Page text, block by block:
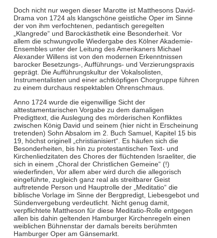
Doch nicht nur wegen dieser Marotte ist Matthesons David-
Drama von 1724 als klangschöne geistliche Oper im Sinne
der von ihm verfochtenen, pedantisch geregelten
„Klangrede“ und Barockästhetik eine Besonderheit. Vor
allem die schwungvolle Wiedergabe des Kölner Akademie-
Ensembles unter der Leitung des Amerikaners Michael
Alexander Willens ist von den modernen Erkenntnissen
barocker Besetzungs-, Aufführungs- und Verzierungspraxis
geprägt. Die Aufführungskultur der Vokalsolisten,
Instrumentalisten und einer achtköpfigen Chorgruppe führen
zu einem durchaus respektablen Ohrenschmaus.
Anno 1724 wurde die eigenwillige Sicht der
alttestamentarischen Vorgabe zu dem damaligen
Predigttext, die Auslegung des mörderischen Konfliktes
zwischen König David und seinem (hier nicht in Erscheinung
tretenden) Sohn Absalom im 2. Buch Samuel, Kapitel 15 bis
19, höchst originell „christianisiert“. Es häufen sich die
Besonderheiten, bis hin zu protestantischen Text- und
Kirchenliedzitaten des Chores der flüchtenden Israeliter, die
sich in einem „Choral der Christlichen Gemeine“ (!)
wiederfinden, Vor allem aber wird durch die allegorisch
eingeführte, zugleich ganz real als streitbarer Geist
auftretende Person und Hauptrolle der „Meditatio“ die
biblische Vorlage im Sinne der Bergpredigt, Liebesgebot und
Sündenvergebung verdeutlicht. Nicht genug damit,
verpflichtete Mattheson für diese Meditatio-Rolle entgegen
allen bis dahin geltenden Hamburger Kirchenregeln einen
weiblichen Bühnenstar der damals bereits berühmten
Hamburger Oper am Gänsemarkt.